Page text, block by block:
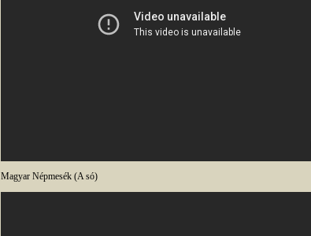
Magyar Népmesék (A só)